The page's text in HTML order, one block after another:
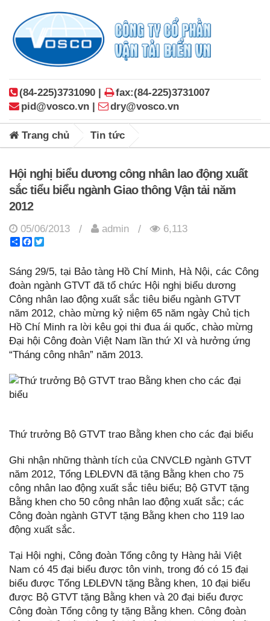
(84-225)3731090 |
fax:(84-225)3731007
pid@vosco.vn |
dry@vosco.vn
Trang chủ Tin tức
Hội nghị biểu dương công nhân lao động xuất
sắc tiểu biểu ngành Giao thông Vận tải năm
2012
05/06/2013 / admin /
6,113
ShareFacebook
Sáng 29/5, tại Bảo tàng Hồ Chí Minh, Hà Nội, các Công
đoàn ngành GTVT đã tổ chức Hội nghị biểu dương
Công nhân lao động xuất sắc tiêu biểu ngành GTVT
năm 2012, chào mừng kỷ niệm 65 năm ngày Chủ tịch
Hồ Chí Minh ra lời kêu gọi thi đua ái quốc, chào mừng
Đại hội Công đoàn Việt Nam lần thứ XI và hưởng ứng
“Tháng công nhân” năm 2013.
Thứ trưởng Bộ GTVT trao Bằng khen cho các đại biểu
Ghi nhận những thành tích của CNVCLĐ ngành GTVT
năm 2012, Tổng LĐLĐVN đã tặng Bằng khen cho 75
công nhân lao động xuất sắc tiêu biểu; Bộ GTVT tặng
Bằng khen cho 50 công nhân lao động xuất sắc; các
Công đoàn ngành GTVT tặng Bằng khen cho 119 lao
động xuất sắc.
Tại Hội nghị, Công đoàn Tổng công ty Hàng hải Việt
Nam có 45 đại biểu được tôn vinh, trong đó có 15 đại
biểu được Tổng LĐLĐVN tặng Bằng khen, 10 đại biểu
được Bộ GTVT tặng Bằng khen và 20 đại biểu được
Công đoàn Tổng công ty tặng Bằng khen. Công đoàn